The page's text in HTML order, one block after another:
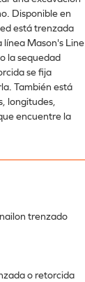
Disponible en
está trenzada
línea Mason's Line
la sequedad
se fija
También está
longitudes,
encuentre la
trenzado
o retorcida